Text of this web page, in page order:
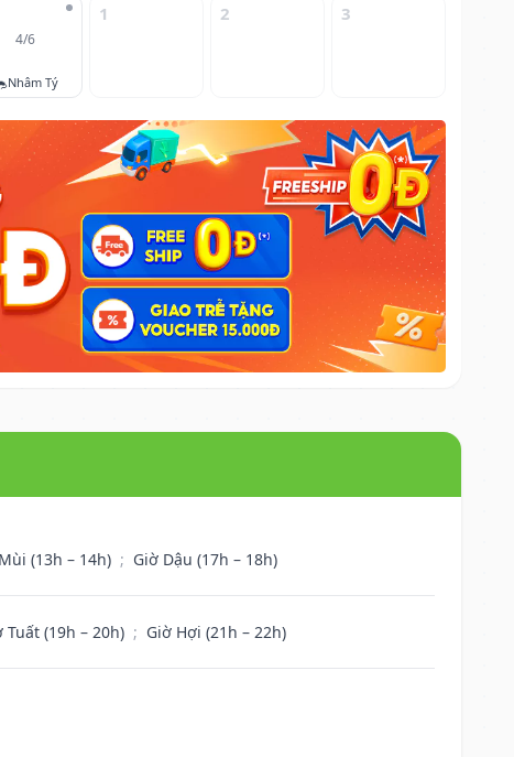
4/6
Nhâm Tý
1 2 3
(13h – 14h) ; Giờ Dậu (17h – 18h)
Tuất (19h – 20h) ; Giờ Hợi (21h – 22h)